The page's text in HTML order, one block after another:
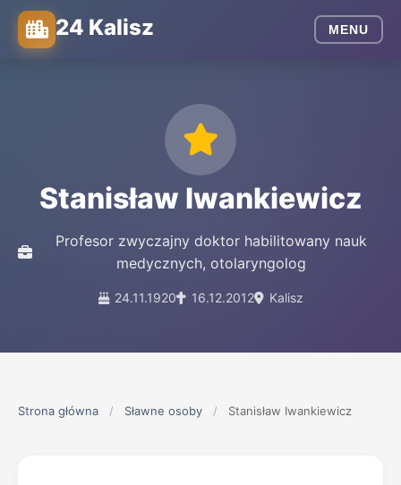
24 Kalisz MENU
Stanisław Iwankiewicz
Profesor zwyczajny doktor habilitowany nauk
medycznych, otolaryngolog
24.11.1920 16.12.2012 Kalisz
Strona główna / Sławne osoby / Stanisław Iwankiewicz